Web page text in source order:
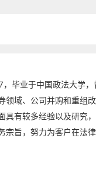
毕业于中国政法大学
领域、公司并购和重组
具有较多经验以及研究
旨，努力为客户在法